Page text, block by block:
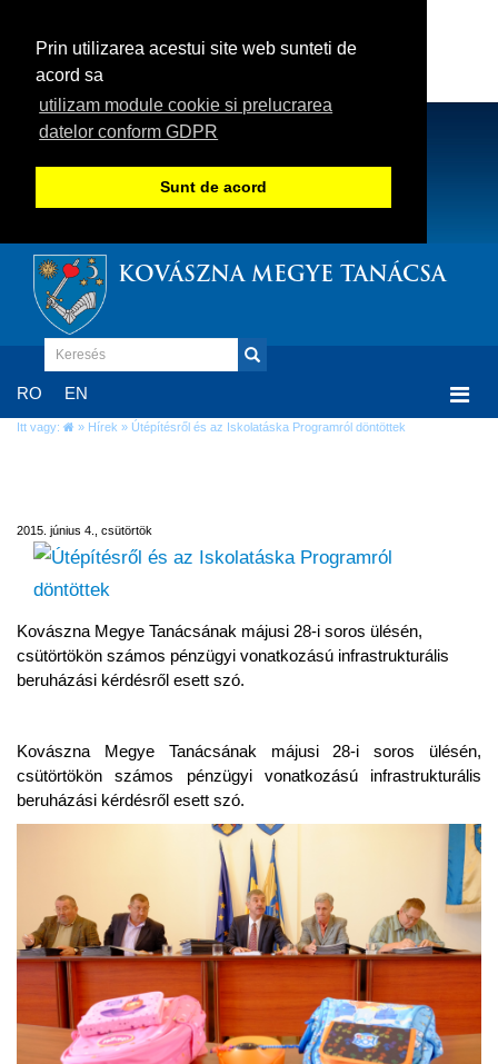
Prin utilizarea acestui site web sunteti de
acord sa
utilizam module cookie si prelucrarea
datelor conform GDPR
Sunt de acord
KOVÁSZNA MEGYE TANÁCSA
RO EN
Itt vagy: » Hírek » Útépítésről és az Iskolatáska Programról döntöttek
2015. június 4., csütörtök
Kovászna Megye Tanácsának májusi 28-i soros ülésén,
csütörtökön számos pénzügyi vonatkozású infrastrukturális
beruházási kérdésről esett szó.
Kovászna Megye Tanácsának májusi 28-i soros ülésén,
csütörtökön számos pénzügyi vonatkozású infrastrukturális
beruházási kérdésről esett szó.